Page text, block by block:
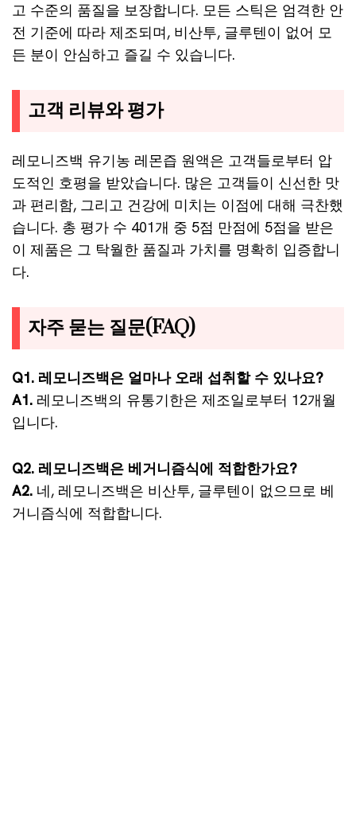
고 수준의 품질을 보장합니다. 모든 스틱은 엄격한 안
전 기준에 따라 제조되며, 비산투, 글루텐이 없어 모
든 분이 안심하고 즐길 수 있습니다.
고객 리뷰와 평가
레모니즈백 유기농 레몬즙 원액은 고객들로부터 압
도적인 호평을 받았습니다. 많은 고객들이 신선한 맛
과 편리함, 그리고 건강에 미치는 이점에 대해 극찬했
습니다. 총 평가 수 401개 중 5점 만점에 5점을 받은
이 제품은 그 탁월한 품질과 가치를 명확히 입증합니
다.
자주 묻는 질문(FAQ)
Q1. 레모니즈백은 얼마나 오래 섭취할 수 있나요?
A1. 레모니즈백의 유통기한은 제조일로부터 12개월
입니다.
Q2. 레모니즈백은 베거니즘식에 적합한가요?
A2. 네, 레모니즈백은 비산투, 글루텐이 없으므로 베
거니즘식에 적합합니다.